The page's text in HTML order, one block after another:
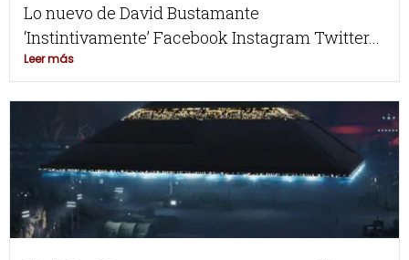
Lo nuevo de David Bustamante
‘Instintivamente’ Facebook Instagram Twitter...
Leer más